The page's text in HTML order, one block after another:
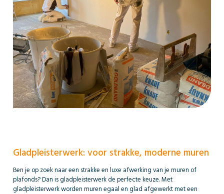
Gladpleisterwerk: voor strakke, moderne muren
Ben je op zoek naar een strakke en luxe afwerking van je muren of
plafonds? Dan is gladpleisterwerk de perfecte keuze. Met
gladpleisterwerk worden muren egaal en glad afgewerkt met een